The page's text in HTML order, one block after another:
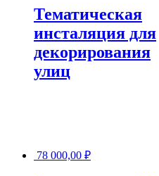
Тематическая
инсталяция для
декорирования
улиц
78 000,00 ₽